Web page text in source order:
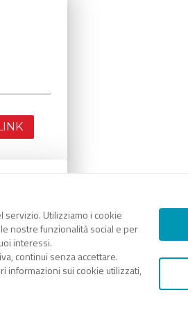
servizio. Utilizziamo i cookie
nostre funzionalità social e per
interessi.
continui senza accettare.
informazioni sui cookie utilizzati,